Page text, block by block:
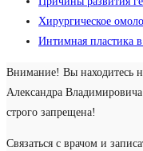
Хирургическое
Интимная пластика
Внимание! Вы находитесь
Александра
строго запрещена!
Связаться с врачом и